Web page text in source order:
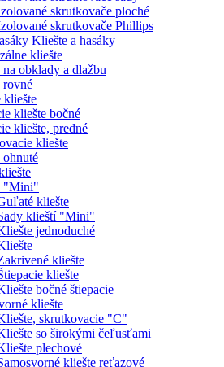
skrutkovače ploché
skrutkovače Phillips
Kliešte a hasáky
kliešte
obklady a dlažbu
rovné
kliešte bočné
kliešte, predné
kliešte
"Mini"
kliešte
klieští "Mini"
jednoduché
kliešte
kliešte
bočné štiepacie
kliešte
skrutkovacie "C"
so širokými čeľusťami
plechové
kliešte reťazové